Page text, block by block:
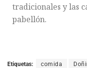
tradicionales y las
pabellón.
Etiquetas: comida